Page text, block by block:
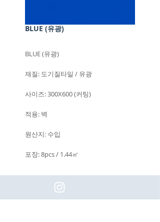
BLUE (유광)
BLUE (유광)
재질: 도기질타일 / 유광
사이즈: 300X600 (커팅)
적용: 벽
원산지: 수입
포장: 8pcs / 1.44㎡